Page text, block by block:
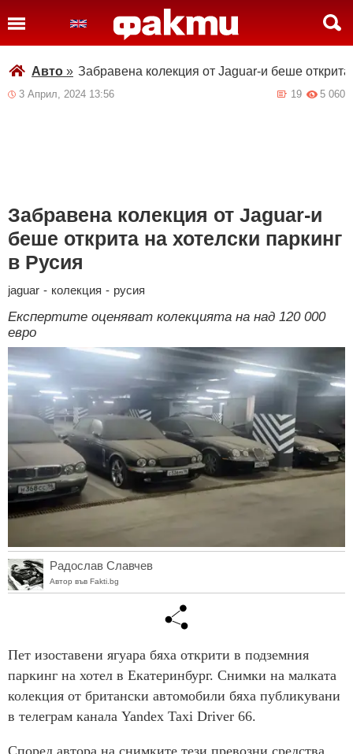
Авто » Забравена колекция от Jaguar-и беше
3 Април, 2024 13:56 5 060
19
Забравена колекция от Jaguar-и
беше открита на хотелски паркинг
в Русия
jaguar - колекция - русия
Експертите оценяват колекцията на над 120 000
евро
Радослав Славчев
Автор във Fakti.bg
Пет изоставени ягуара бяха открити в подземния
паркинг на хотел в Екатеринбург. Снимки на малката
колекция от британски автомобили бяха публикувани
в телеграм канала Yandex Taxi Driver 66.